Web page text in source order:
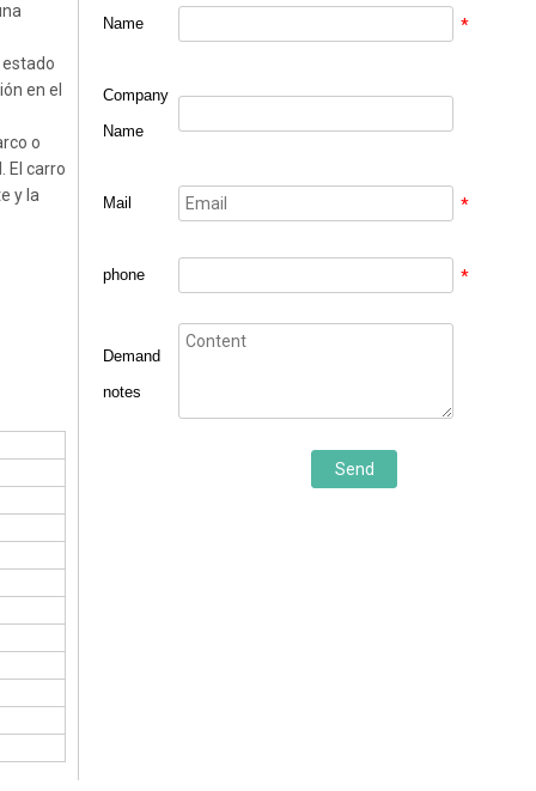
en el
o
El carro
y la
Name *
Company
Name
Mail *
phone *
Demand
notes
Send